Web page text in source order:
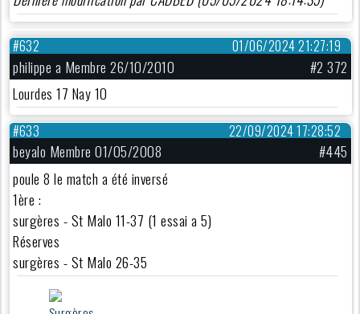
01/06/2024 21:27:19
#632
philippe a Membre 26/10/2010
#2 372
Lourdes 17 Nay 10
22/09/2024 17:28:52
#633
beyalo Membre 01/05/2008
#445
poule 8 le match a été inversé
1ère :
surgères - St Malo 11-37 (1 essai a 5)
Réserves
surgères - St Malo 26-35